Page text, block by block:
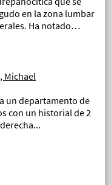
en la zona lumbar
Ha notado
fiebre subjetiva
Michael
un departamento de
con un historial de 2